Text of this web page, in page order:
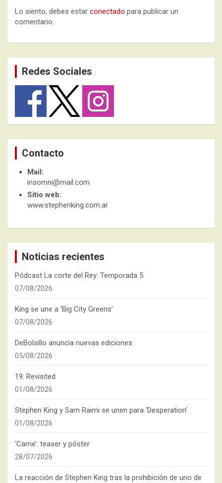
Lo siento, debes estar conectado para publicar un
comentario.
Redes Sociales
Contacto
Mail:
insomni@mail.com
Sitio web:
www.stephenking.com.ar
Noticias recientes
Pódcast La corte del Rey: Temporada 5
07/08/2026
King se une a ‘Big City Greens’
07/08/2026
DeBolsillo anuncia nuevas ediciones
05/08/2026
19: Revisited
01/08/2026
Stephen King y Sam Raimi se unen para ‘Desperation’
01/08/2026
‘Carrie’: teaser y póster
28/07/2026
La reacción de Stephen King tras la prohibición de uno de